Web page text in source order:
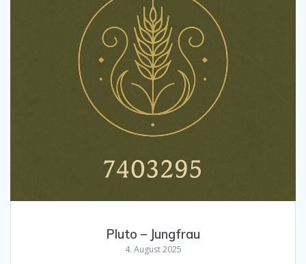
Pluto – Jungfrau
4. August 2025